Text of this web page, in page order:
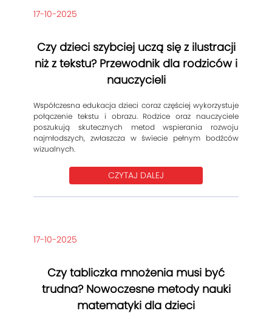
17-10-2025
Czy dzieci szybciej uczą się z ilustracji
niż z tekstu? Przewodnik dla rodziców i
nauczycieli
Współczesna edukacja dzieci coraz częściej wykorzystuje
połączenie tekstu i obrazu. Rodzice oraz nauczyciele
poszukują skutecznych metod wspierania rozwoju
najmłodszych, zwłaszcza w świecie pełnym bodźców
wizualnych.
CZYTAJ DALEJ
17-10-2025
Czy tabliczka mnożenia musi być
trudna? Nowoczesne metody nauki
matematyki dla dzieci